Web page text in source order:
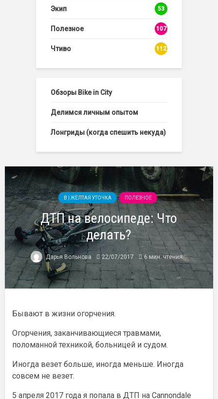
Экип 53
Полезное 107
Чтиво 112
Обзоры Bike in City
Делимся личным опытом
Лонгриды (когда спешить некуда)
B | ЖЁЛТАЯ УТОЧКА ПОЛЕЗНОЕ
ДТП на велосипеде: Что
делать?
Дарья Вольнова 22/07/2017 6 мин. чтения
Бывают в жизни огорчения.
Огорчения, заканчивающиеся травмами,
поломанной техникой, больницей и судом.
Иногда везет больше, иногда меньше. Иногда
совсем не везет.
5 апреля 2017 года я попала в ДТП на Cannondale